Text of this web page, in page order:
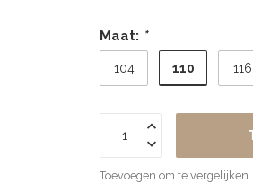
Maat: *
104 110 116
Toevoegen om te vergelijken